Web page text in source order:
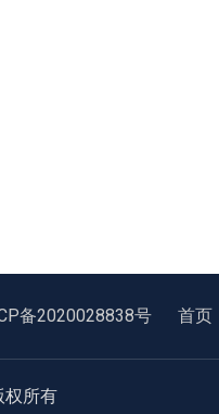
备2020028838号 首页
权所有